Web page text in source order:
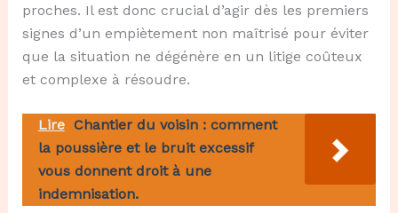
proches. Il est donc crucial d’agir dès les premiers
signes d’un empiètement non maîtrisé pour éviter
que la situation ne dégénère en un litige coûteux
et complexe à résoudre.
Lire Chantier du voisin : comment
la poussière et le bruit excessif
vous donnent droit à une
indemnisation.